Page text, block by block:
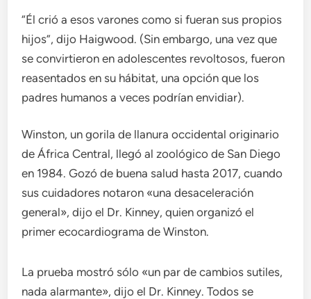
“Él crió a esos varones como si fueran sus propios
hijos”, dijo Haigwood. (Sin embargo, una vez que
se convirtieron en adolescentes revoltosos, fueron
reasentados en su hábitat, una opción que los
padres humanos a veces podrían envidiar).
Winston, un gorila de llanura occidental originario
de África Central, llegó al zoológico de San Diego
en 1984. Gozó de buena salud hasta 2017, cuando
sus cuidadores notaron «una desaceleración
general», dijo el Dr. Kinney, quien organizó el
primer ecocardiograma de Winston.
La prueba mostró sólo «un par de cambios sutiles,
nada alarmante», dijo el Dr. Kinney. Todos se